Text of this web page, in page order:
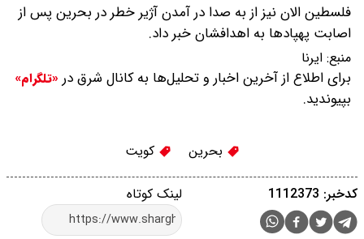
فلسطین الان نیز از به صدا در آمدن آژیر خطر در بحرین پس از
اصابت پهپادها به اهدافشان خبر داد.
منبع: ایرنا
برای اطلاع از آخرین اخبار و تحلیل‌ها به کانال شرق در «تلگرام»
بپیوندید.
بحرین کویت
لینک کوتاه کدخبر: 1112373